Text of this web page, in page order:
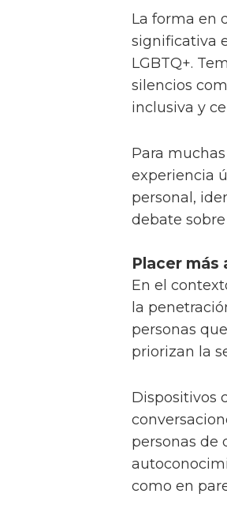
La forma en
significativa
LGBTQ+.
silencios
inclusiva y
Para
experiencia
personal,
debate
Placer más
En el
la
personas
priorizan la
Dispositivos
personas de
como en